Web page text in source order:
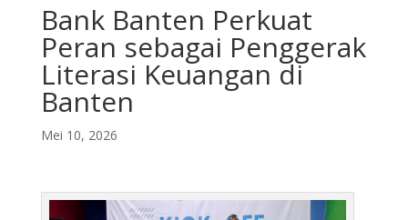
Bank Banten Perkuat
Peran sebagai Penggerak
Literasi Keuangan di
Banten
Mei 10, 2026